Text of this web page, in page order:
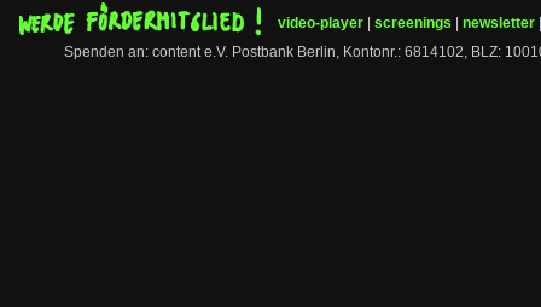
video-player screenings newsletter
Spenden an: content e.V. Postbank Berlin, Kontonr.: 6814102, BLZ: